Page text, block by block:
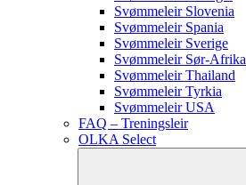
Svømmeleir Slovenia
Svømmeleir Spania
Svømmeleir Sverige
Svømmeleir Sør-Afrika
Svømmeleir Thailand
Svømmeleir Tyrkia
Svømmeleir USA
FAQ – Treningsleir
OLKA Select